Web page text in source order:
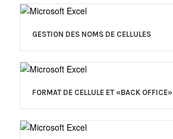
GESTION DES NOMS DE CELLULES
FORMAT DE CELLULE ET «BACK OFFICE»